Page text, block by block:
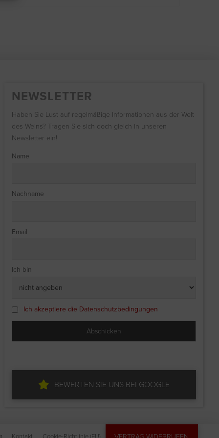
NEWSLETTER
Haben Sie Lust auf regelmäßige Informationen aus der Welt
des Weins? Tragen Sie sich doch gleich in unseren
Newsletter ein!
Name
Nachname
Email
Ich bin
Ich akzeptiere die Datenschutzbedingungen
BEWERTEN SIE UNS BEI GOOGLE